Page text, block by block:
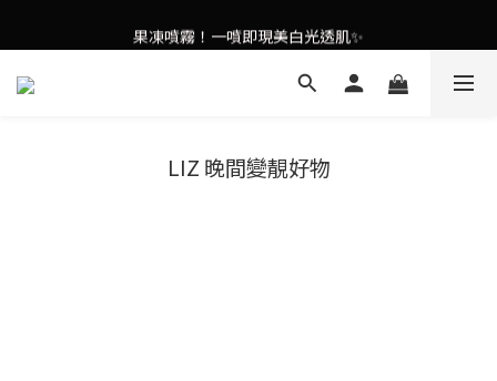
謝安琪愛用美容儀🌸護膚效果UP！
果凍噴霧！一噴即現美白光透肌✨
謝安琪愛用美容儀🌸護膚效果UP！
LIZ 晚間變靚好物